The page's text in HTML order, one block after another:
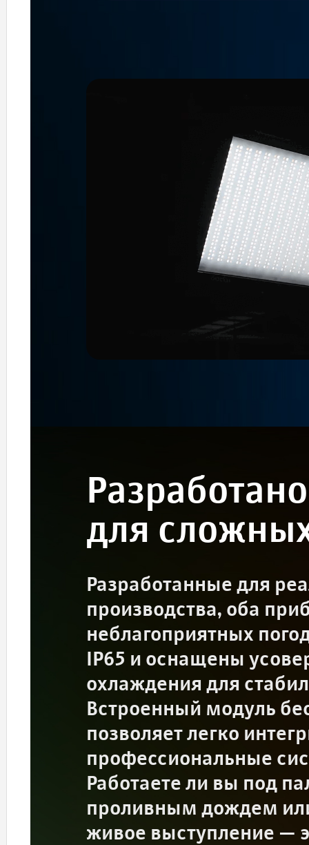
Разработано
для
Разработанные для
производства, оба
неблагоприятных
IP65 и оснащены
охлаждения для
Встроенный модуль
позволяет легко
профессиональные
Работаете ли вы под
проливным дождем
живое выступление —